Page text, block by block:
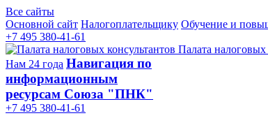
Все сайты
Основной сайт Налогоплательщику Обучение и
+7 495 380-41-61
Палата налоговых
Нам 24 года Навигация по
информационным
ресурсам Союза "ПНК"
+7 495 380‑41‑61